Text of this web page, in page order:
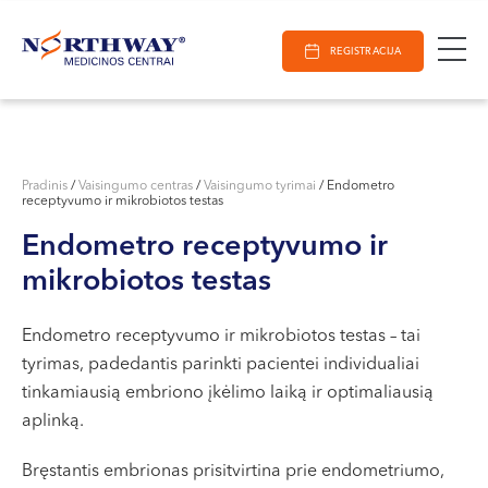
Darbo laikas
Darbo laikas:
I-V 07:30 - 20:30
VI 09:00 - 15:00
Kaunas
Miško g. 25A
Darbo laikas:
VI 09:00 - 15:00
Paieška REGISTRACIJA
E-Registracija
Pradinis / Vaisingumo centras / Vaisingumo tyrimai / Endometro
receptyvumo ir mikrobiotos testas
Endometro receptyvumo ir
mikrobiotos testas
Endometro receptyvumo ir mikrobiotos testas – tai
tyrimas, padedantis parinkti pacientei individualiai
tinkamiausią embriono įkėlimo laiką ir optimaliausią
aplinką.
Bręstantis embrionas prisitvirtina prie endometriumo,